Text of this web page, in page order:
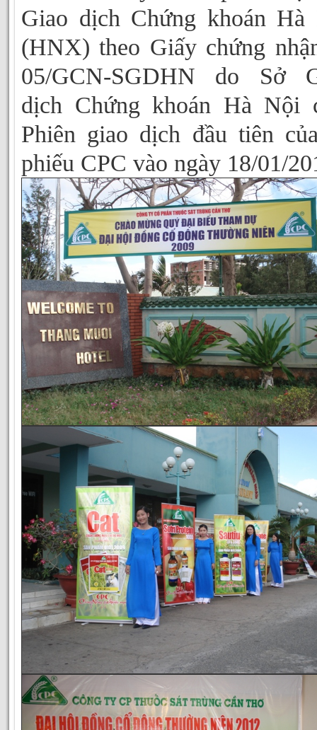
Giao dịch Chứng khoán Hà
(HNX) theo Giấy chứng
05/GCN-SGDHN do Sở
dịch Chứng khoán Hà Nội
Phiên giao dịch đầu tiên
phiếu CPC vào ngày 18/01/